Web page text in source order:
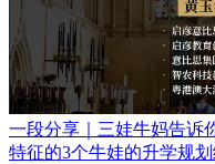
一段分享｜三娃牛妈告诉
特征的3个牛娃的升学规划